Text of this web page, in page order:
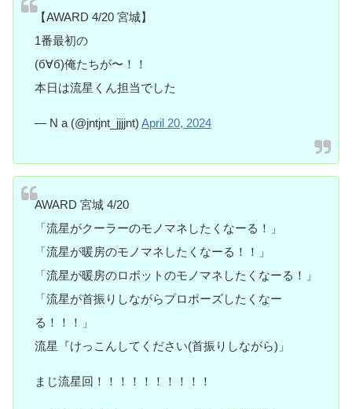
【AWARD 4/20 宮城】
1番最初の
(б∀б)俺たちが〜！！
本日は流星くん担当でした
— N a (@jntjnt_jjjjnt) April 20, 2024
AWARD 宮城 4/20
「流星がクーラーのモノマネしたくなーる！」
「流星が暖房のモノマネしたくなーる！！」
「流星が暖房のロボットのモノマネしたくなーる！」
「流星が首振りしながらプロポーズしたくなー
る！！！」
流星『けっこんしてください(首振りしながら)」
まじ流星回！！！！！！！！！！